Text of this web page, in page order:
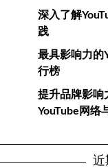
深入了解
践
最具影响力的
行榜
提升品牌影响
YouTube网络
近